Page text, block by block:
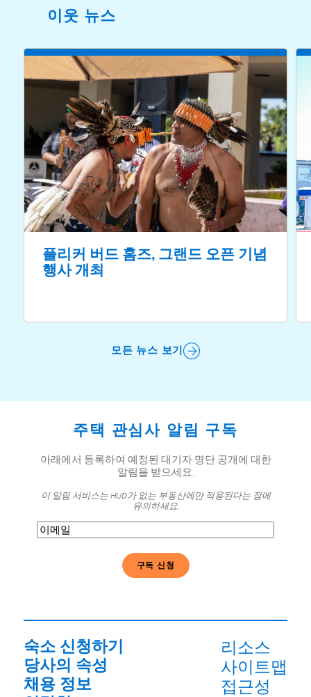
이웃 뉴스
모든 뉴스 보기
플리커 버드 홈즈, 그랜드 오픈 기념
행사 개최
주택 관심사 알림 구독
아래에서 등록하여 예정된 대기자 명단 공개에 대한
알림을 받으세요.
이 알림 서비스는 HUD가 없는 부동산에만 적용된다는 점에
유의하세요.
이
메
숙소 신청하기
당사의 속성
채용 정보
리소스
사이트맵
접근성